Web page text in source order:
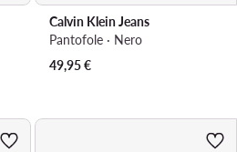
Calvin Klein Jeans
Pantofole · Nero
49,95€